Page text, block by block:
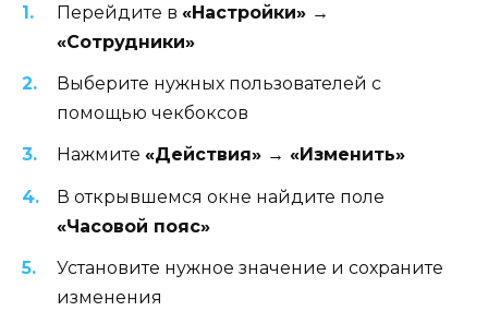
Перейдите в «Настройки» →
«Сотрудники»
Выберите нужных пользователей с
помощью чекбоксов
Нажмите «Действия» → «Изменить»
В открывшемся окне найдите поле
«Часовой пояс»
Установите нужное значение и сохраните
изменения